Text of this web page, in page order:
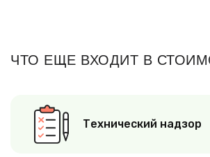
ЧТО ЕЩЕ ВХОДИТ В
Технический надзор